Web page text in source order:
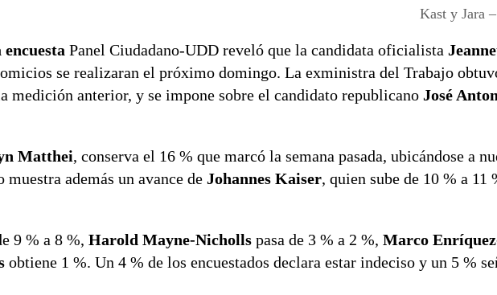
Kast y Jara
Panel Ciudadano-UDD reveló que la candidata oficialista
se realizaran el próximo domingo. La exministra del Trabajo
medición anterior, y se impone sobre el candidato republicano José
Matthei, conserva el 16 % que marcó la semana pasada, ubicándose a
muestra además un avance de Johannes Kaiser, quien sube de 10 % a 11
9 % a 8 %, Harold Mayne-Nicholls pasa de 3 % a 2 %, Marco
obtiene 1 %. Un 4 % de los encuestados declara estar indeciso y un 5 %